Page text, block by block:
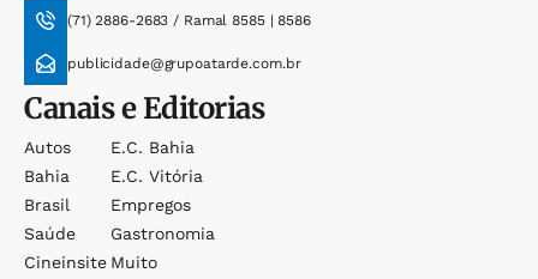
(71) 2886-2683 / Ramal 8585 | 8586
publicidade@grupoatarde.com.br
Canais e Editorias
Autos
Bahia
Brasil
Saúde
Cineinsite
E.c. Bahia
E.c. Vitória
Empregos
Gastronomia
Muito